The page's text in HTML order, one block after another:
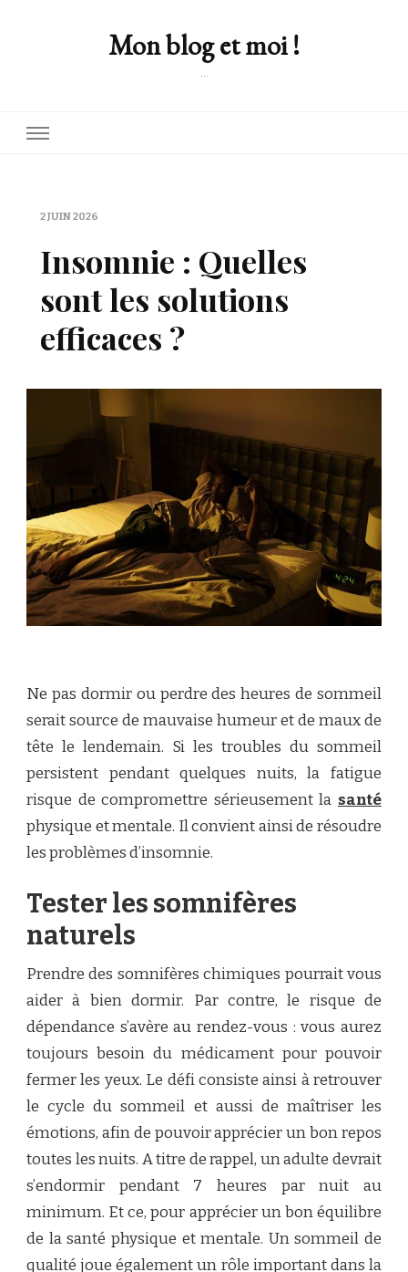
Mon blog et moi !
…
2 JUIN 2026
Insomnie : Quelles
sont les solutions
efficaces ?
Ne pas dormir ou perdre des heures de sommeil
serait source de mauvaise humeur et de maux de
tête le lendemain. Si les troubles du sommeil
persistent pendant quelques nuits, la fatigue
risque de compromettre sérieusement la santé
physique et mentale. Il convient ainsi de résoudre
les problèmes d’insomnie.
Tester les somnifères
naturels
Prendre des somnifères chimiques pourrait vous
aider à bien dormir. Par contre, le risque de
dépendance s’avère au rendez-vous : vous aurez
toujours besoin du médicament pour pouvoir
fermer les yeux. Le défi consiste ainsi à retrouver
le cycle du sommeil et aussi de maîtriser les
émotions, afin de pouvoir apprécier un bon repos
toutes les nuits. A titre de rappel, un adulte devrait
s’endormir pendant 7 heures par nuit au
minimum. Et ce, pour apprécier un bon équilibre
de la santé physique et mentale. Un sommeil de
qualité joue également un rôle important dans la